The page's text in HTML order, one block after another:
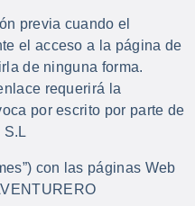
previa cuando el
el acceso a la página de
de ninguna forma.
requerirá la
por escrito por parte de
S.L
con las páginas Web